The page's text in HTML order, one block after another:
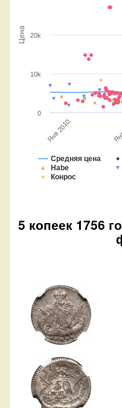
Цена
Средняя цена
Habe
Конрос
Янв 2010
0
10k
20k
5 копеек 1756